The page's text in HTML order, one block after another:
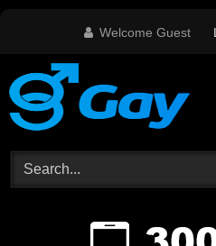
Welcome Guest